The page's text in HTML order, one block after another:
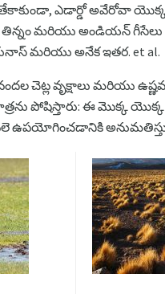
ఎడార్డో అవేరోవా యొక్క
తిన్నం మరియు అండియన్
మరియు అనేక ఇతర. et al.
వందల చెట్ల వృక్షాలు
పోషిస్తారు: ఈ మొక్క
ఉపయోగించడానికి